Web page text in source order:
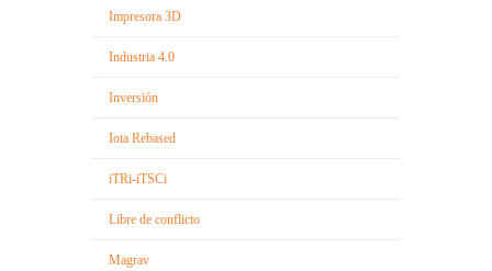
Impresora 3D
Industria 4.0
Inversión
Iota Rebased
iTRi-iTSCi
Libre de conflicto
Magrav